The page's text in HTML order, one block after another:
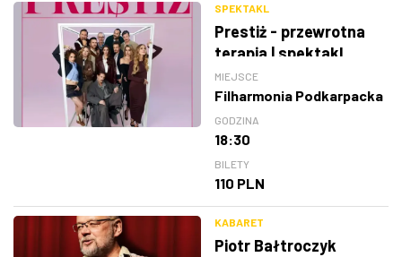
SPEKTAKL
Prestiż - przewrotna
terapia | spektakl
MIEJSCE
Filharmonia Podkarpacka
GODZINA
18:30
BILETY
110 PLN
KABARET
Piotr Bałtroczyk